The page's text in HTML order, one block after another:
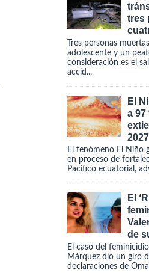
tres
Tres personas
adolescente y un
consideración es el
accid...
El
a 97
2027
El fenómeno El Niño
en proceso de
Pacífico ecuatorial,
El
de
El caso del
Márquez dio un giro
declaraciones de